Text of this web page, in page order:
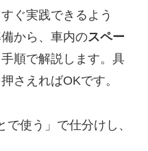
ぐ実践できるよう
から、車内のスペー
順で解説します。具
さえればOKです。
使う」で仕分けし、